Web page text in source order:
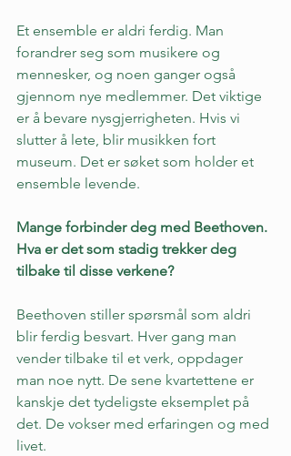
Et ensemble er aldri ferdig. Man
forandrer seg som musikere og
mennesker, og noen ganger også
gjennom nye medlemmer. Det viktige
er å bevare nysgjerrigheten. Hvis vi
slutter å lete, blir musikken fort
museum. Det er søket som holder et
ensemble levende.
Mange forbinder deg med Beethoven.
Hva er det som stadig trekker deg
tilbake til disse verkene?
Beethoven stiller spørsmål som aldri
blir ferdig besvart. Hver gang man
vender tilbake til et verk, oppdager
man noe nytt. De sene kvartettene er
kanskje det tydeligste eksemplet på
det. De vokser med erfaringen og med
livet.